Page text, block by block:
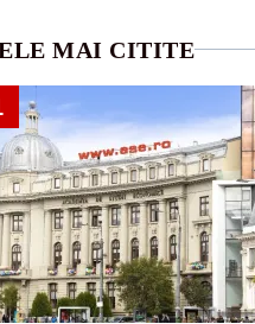
MAI CITITE